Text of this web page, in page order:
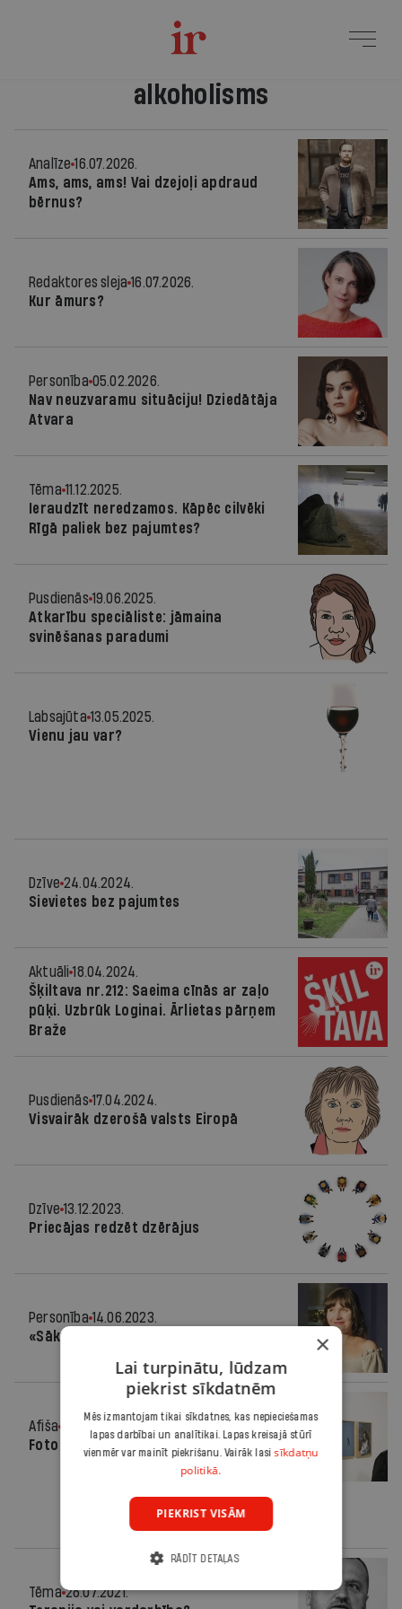
alkoholisms
Analīze 16.07.2026.
Ams, ams, ams! Vai dzejoļi apdraud
bērnus?
Redaktores sleja 16.07.2026.
Kur āmurs?
Personība 05.02.2026.
Nav neuzvaramu situāciju! Dziedātāja
Atvara
Tēma 11.12.2025.
Ieraudzīt neredzamos. Kāpēc cilvēki
Rīgā paliek bez pajumtes?
Pusdienās 19.06.2025.
Atkarību speciāliste: jāmaina
svinēšanas paradumi
Labsajūta 13.05.2025.
Vienu jau var?
Dzīve 24.04.2024.
Sievietes bez pajumtes
Aktuāli 18.04.2024.
Šķiltava nr.212: Saeima cīnās ar zaļo
pūķi. Uzbrūk Loginai. Ārlietas pārņem
Braže
Pusdienās 17.04.2024.
Visvairāk dzerošā valsts Eiropā
Dzīve 13.12.2023.
Priecājas redzēt dzērājus
Personība 14.06.2023.
«Sākusies dzīve, kuru gribu dzīvot»
Afiša
Foto Rīgā
Tēma 28.07.2021.
×
Lai turpinātu, lūdzam
piekrist sīkdatnēm
Mēs izmantojam tikai sīkdatnes, kas nepieciešamas
lapas darbībai un analītikai. Lapas kreisajā stūrī
vienmēr var mainīt piekrišanu. Vairāk lasisīkdatņu
politikā.
PIEKRIST VISĀM
RĀDĪT DETAĻAS